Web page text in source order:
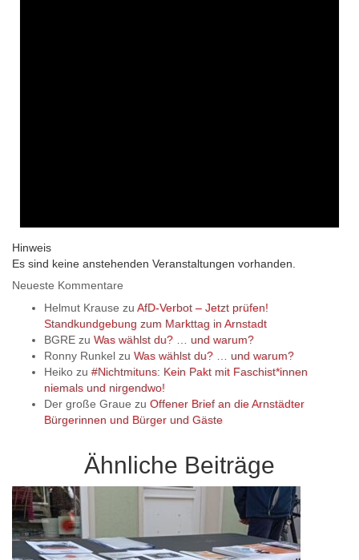
Hinweis
Es sind keine anstehenden Veranstaltungen vorhanden.
Neueste Kommentare
Helmut Krause zu AfD-Verbot – Jetzt prüfen!
Standkundgebung zum Markttag in Arnstadt
BGRE zu Was wählst du? … und warum?
Ronny Runkel zu Was wählst du? … und warum?
Heiko zu #Nichtmituns: Kein Pakt mit Faschist*innen
niemals und nirgendwo!
Der große Graue zu Offener Brief an die Arnstädter
Bürgerinnen und Bürger und Gäste
Ähnliche Beiträge